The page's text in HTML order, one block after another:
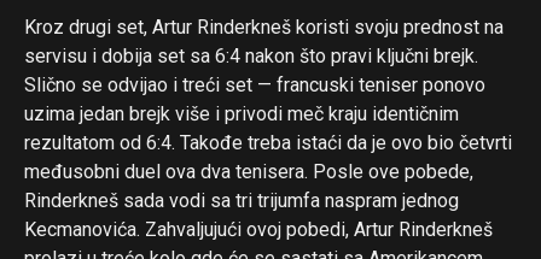
Kroz drugi set, Artur Rinderkneš koristi svoju prednost na
servisu i dobija set sa 6:4 nakon što pravi ključni brejk.
Slično se odvijao i treći set — francuski teniser ponovo
uzima jedan brejk više i privodi meč kraju identičnim
rezultatom od 6:4. Takođe treba istaći da je ovo bio četvrti
međusobni duel ova dva tenisera. Posle ove pobede,
Rinderkneš sada vodi sa tri trijumfa naspram jednog
Kecmanovića. Zahvaljujući ovoj pobedi, Artur Rinderkneš